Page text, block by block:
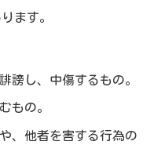
ます。
謗し、中傷するもの。
もの。
、他者を害する行為の